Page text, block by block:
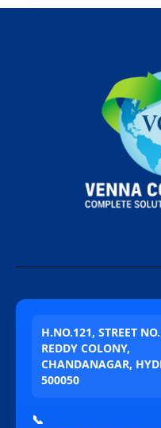
H.NO.121, STREET
REDDY COLONY,
CHANDANAGAR,
500050
📞